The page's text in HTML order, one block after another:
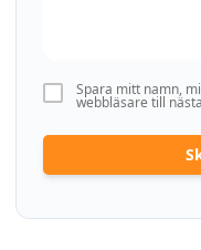
Spara mitt namn,
webbläsare till